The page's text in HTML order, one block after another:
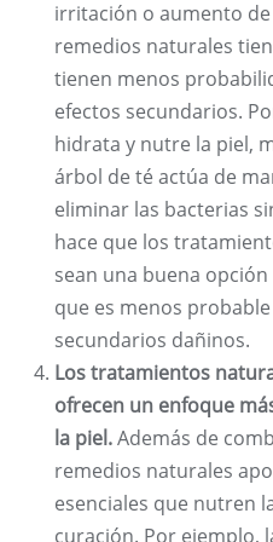
irritación o aumento
remedios naturales
tienen menos
efectos secundarios.
hidrata y nutre la piel,
árbol de té actúa de
eliminar las bacterias
hace que los
sean una buena
que es menos
secundarios dañinos.
Los tratamientos
ofrecen un enfoque
la piel.Además de
remedios naturales
esenciales que nutren
curación. Por ejemplo,